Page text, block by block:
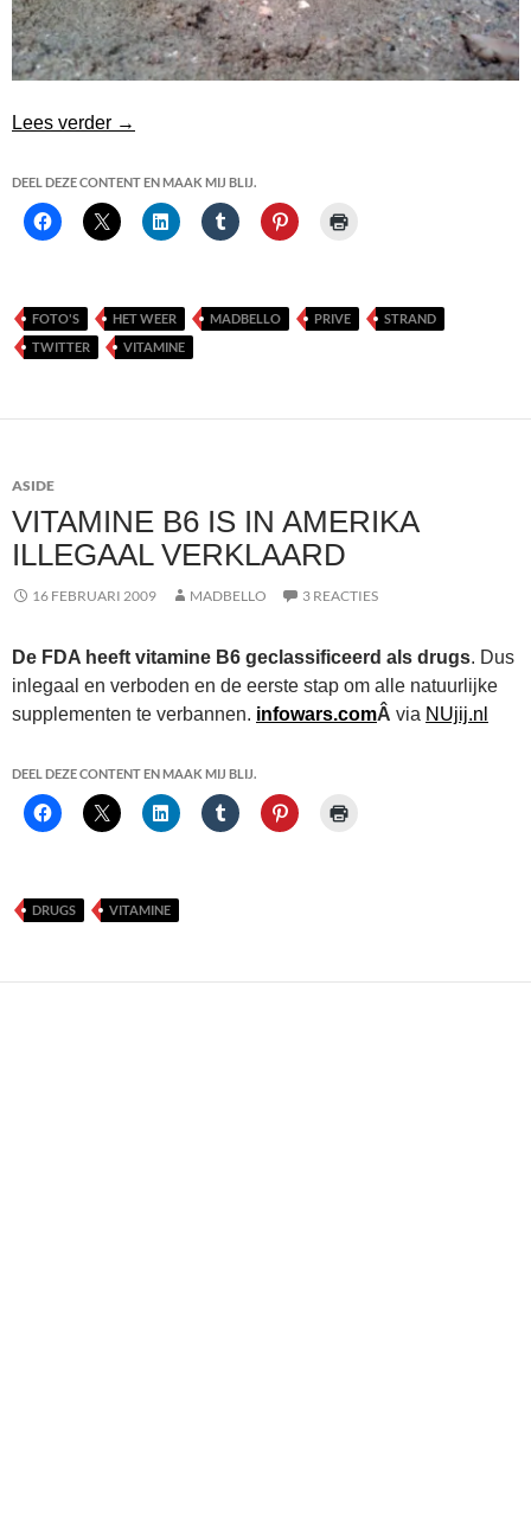
Lees verder Mijn eerste dag aan het strand weer
→
DEEL DEZE CONTENT EN MAAK MIJ BLIJ.
FOTO'S HET WEER MADBELLO PRIVE
STRAND
TWITTER
VITAMINE
ASIDE
VITAMINE B6 IS IN AMERIKA
ILLEGAAL VERKLAARD
16 FEBRUARI 2009 MADBELLO 3 REACTIES
De FDA heeft vitamine B6 geclassificeerd als drugs. Dus
inlegaal en verboden en de eerste stap om alle natuurlijke
supplementen te verbannen. infowars.comÂ via NUjij.nl
DEEL DEZE CONTENT EN MAAK MIJ BLIJ.
DRUGS VITAMINE